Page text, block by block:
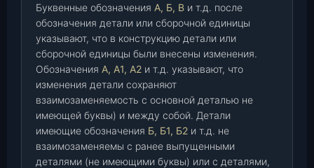
Буквенные обозначения А, Б, В и т.д. после
обозначения детали или сборочной единицы
указывают, что в конструкцию детали или
сборочной единицы были внесены изменения.
Обозначения А, А1, А2 и т.д. указывают, что
изменения детали сохраняют
взаимозаменяемость с основной деталью не
имеющей буквы) и между собой. Детали
имеющие обозначения Б, Б1, Б2 и т.д. не
взаимозаменяемы с ранее выпущенными
деталями (не имеющими буквы) или с деталями,